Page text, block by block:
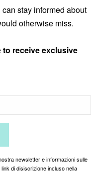
stay informed about
otherwise miss.
to receive exclusive
newsletter e informazioni sulle
di disiscrizione incluso nella